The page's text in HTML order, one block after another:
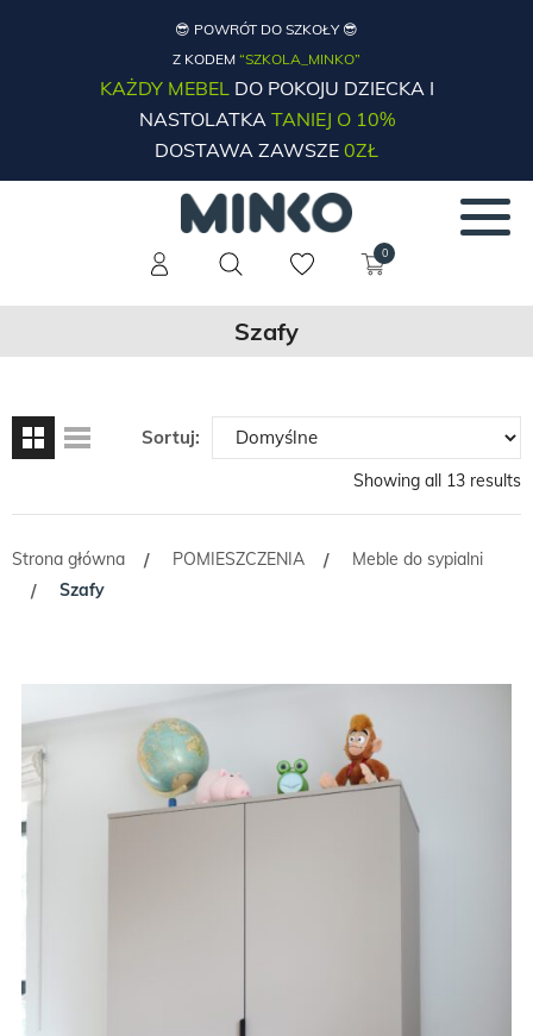
😎 POWRÓT DO SZKOŁY 😎
Z KODEM “SZKOLA_MINKO”
KAŻDY MEBELDO POKOJU DZIECKA I
NASTOLATKATANIEJ O 10%
DOSTAWA ZAWSZE 0ZŁ
0
Szafy
Sortuj:
Showing all 13 results
Strona główna / POMIESZCZENIA /
Meble do sypialni
/
Szafy